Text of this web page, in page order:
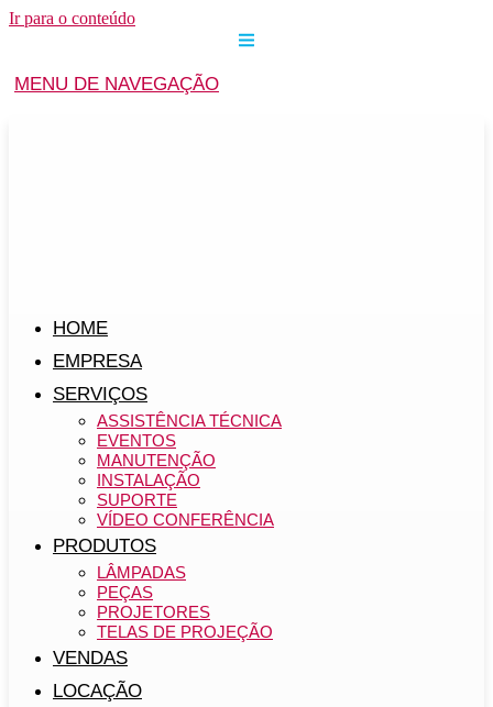
Ir para o conteúdo
MENU DE NAVEGAÇÃO
HOME
EMPRESA
SERVIÇOS
ASSISTÊNCIA TÉCNICA
EVENTOS
MANUTENÇÃO
INSTALAÇÃO
SUPORTE
VÍDEO CONFERÊNCIA
PRODUTOS
LÂMPADAS
PEÇAS
PROJETORES
TELAS DE PROJEÇÃO
VENDAS
LOCAÇÃO